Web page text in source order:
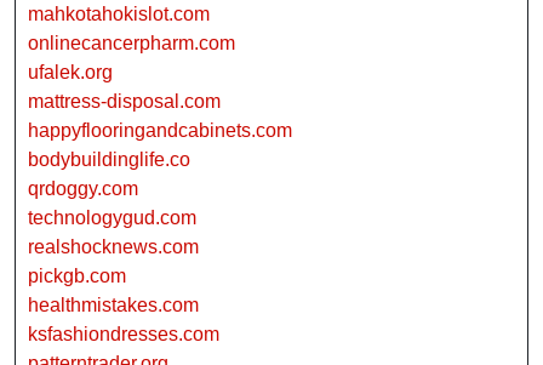
mahkotahokislot.com
onlinecancerpharm.com
ufalek.org
mattress-disposal.com
happyflooringandcabinets.com
bodybuildinglife.co
qrdoggy.com
technologygud.com
realshocknews.com
pickgb.com
healthmistakes.com
ksfashiondresses.com